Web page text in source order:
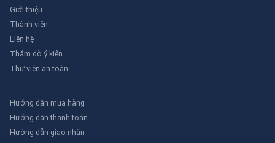
Giới thiệu
Thành viên
Liên hệ
Thăm dò ý kiến
Thư viên an toàn
Hướng dẫn mua hàng
Hướng dẫn thanh toán
Hướng dẫn giao nhận